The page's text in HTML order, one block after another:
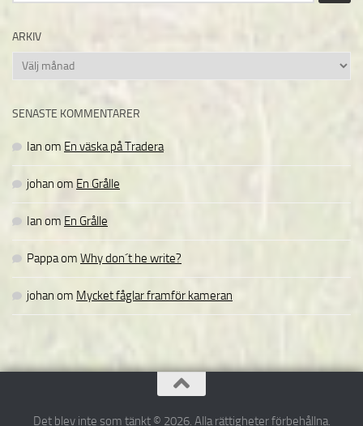
ARKIV
Arkiv
SENASTE KOMMENTARER
Ian om En väska på Tradera
johan om En Grålle
Ian om En Grålle
Pappaom Why don´t he write?
johan om Mycket fåglar framför kameran
Det blev inte som tänkt © 2026. Alla rättigheter förbehållna.